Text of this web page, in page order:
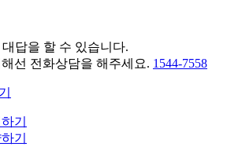
답을 할 수 있습니다.
선 전화상담을 해주세요. 1544-7558
기
기